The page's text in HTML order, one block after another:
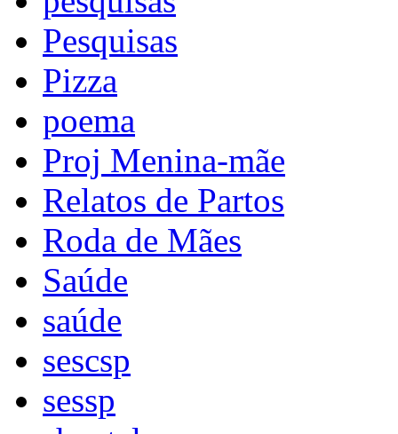
Pesquisas
Pizza
poema
Proj Menina-mãe
Relatos de Partos
Roda de Mães
Saúde
saúde
sescsp
sessp